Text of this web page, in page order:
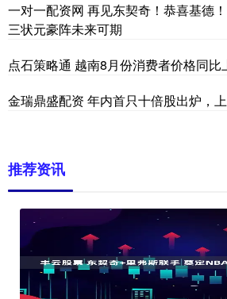
一对一配资网 再见东契奇！恭喜基德
三状元豪阵未来可期
点石策略通 越南8月份消费者价格同比
金瑞鼎盛配资 年内首只十倍股出炉，
推荐资讯